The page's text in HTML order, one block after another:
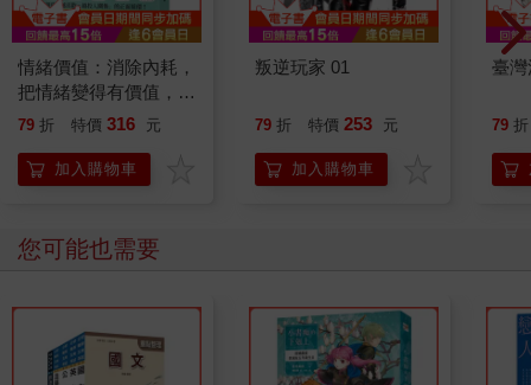
情緒價值：消除內耗，
把情緒變得有價值，跟
誰都能自在相處
79 折 特價 316 元
加入購物車
叛逆玩家 01
79 折 特價 253 元
加入購物車
臺
79 折
您可能也需要